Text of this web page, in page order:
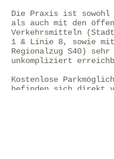
Die Praxis ist sowohl
als auch mit den
Verkehrsmitteln
1 & Linie 8, sowie mit
Regionalzug S40)
unkompliziert
Kostenlose
befinden sich direkt